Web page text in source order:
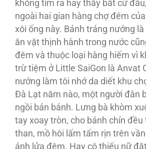
không tìm ra hay thấy bất cứ
ngoài hai gian hàng chợ đêm
xôi ống này. Bánh tráng nướng
ăn vặt thịnh hành trong nước
đêm và thuộc loại hàng hiếm vì
trừ tiệm ở Little SaiGon là Anvat
nướng làm tôi nhớ da diết khu
Ðà Lạt năm nào, một người đàn
ngồi bán bánh. Lưng bà khòm
tay xoay tròn, cho bánh chín đều
than, mồ hôi lấm tấm rịn trên
ánh lửa đêm. Hay cô thiếu nữ